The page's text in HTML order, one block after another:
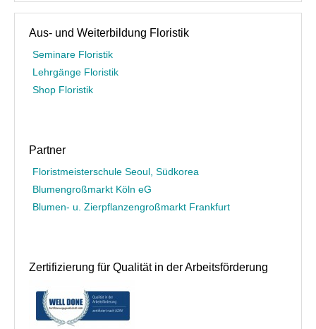
Aus- und Weiterbildung Floristik
Seminare Floristik
Lehrgänge Floristik
Shop Floristik
Partner
Floristmeisterschule Seoul, Südkorea
Blumengroßmarkt Köln eG
Blumen- u. Zierpflanzengroßmarkt Frankfurt
Zertifizierung für Qualität in der Arbeitsförderung